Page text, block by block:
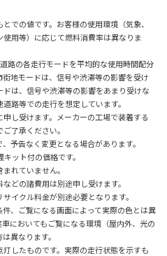
での値です。お客様の使用環境（気象、
用等）に応じて燃料消費率は異なりま
路の各走行モードを平均的な使用時間配分
地モードは、信号や渋滞等の影響を受け
は、信号や渋滞等の影響をあまり受けな
路等での走行を想定しています。
し受けます。メーカーの工場で装着する
ご了承ください。
予告なく変更となる場合があります。
ット付の価格です。
れていません。
どの諸費用は別途申し受けます。
イクル料金が別途必要となります。
、ご覧になる画面によって実際の色とは異
においてもご覧になる環境（屋内外、光の
異なります。
したものです。実際の走行状態を示すも